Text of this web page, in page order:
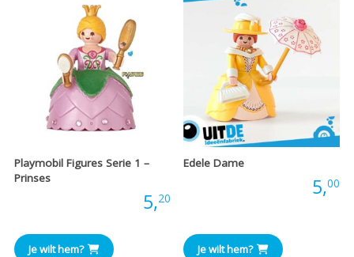
Playmobil Figures Serie 1 –
Prinses
5,20
Je wilt hem?
Edele Dame
5,00
Je wilt hem?